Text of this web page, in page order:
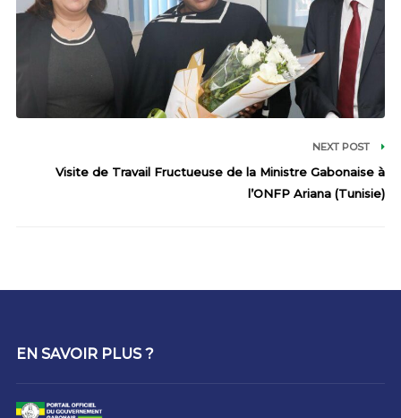
NEXT POST
Visite de Travail Fructueuse de la Ministre Gabonaise à
l’ONFP Ariana (Tunisie)
EN SAVOIR PLUS ?